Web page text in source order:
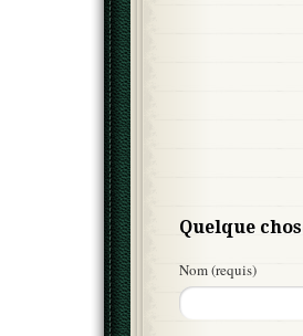
Quelque
Nom (requis)